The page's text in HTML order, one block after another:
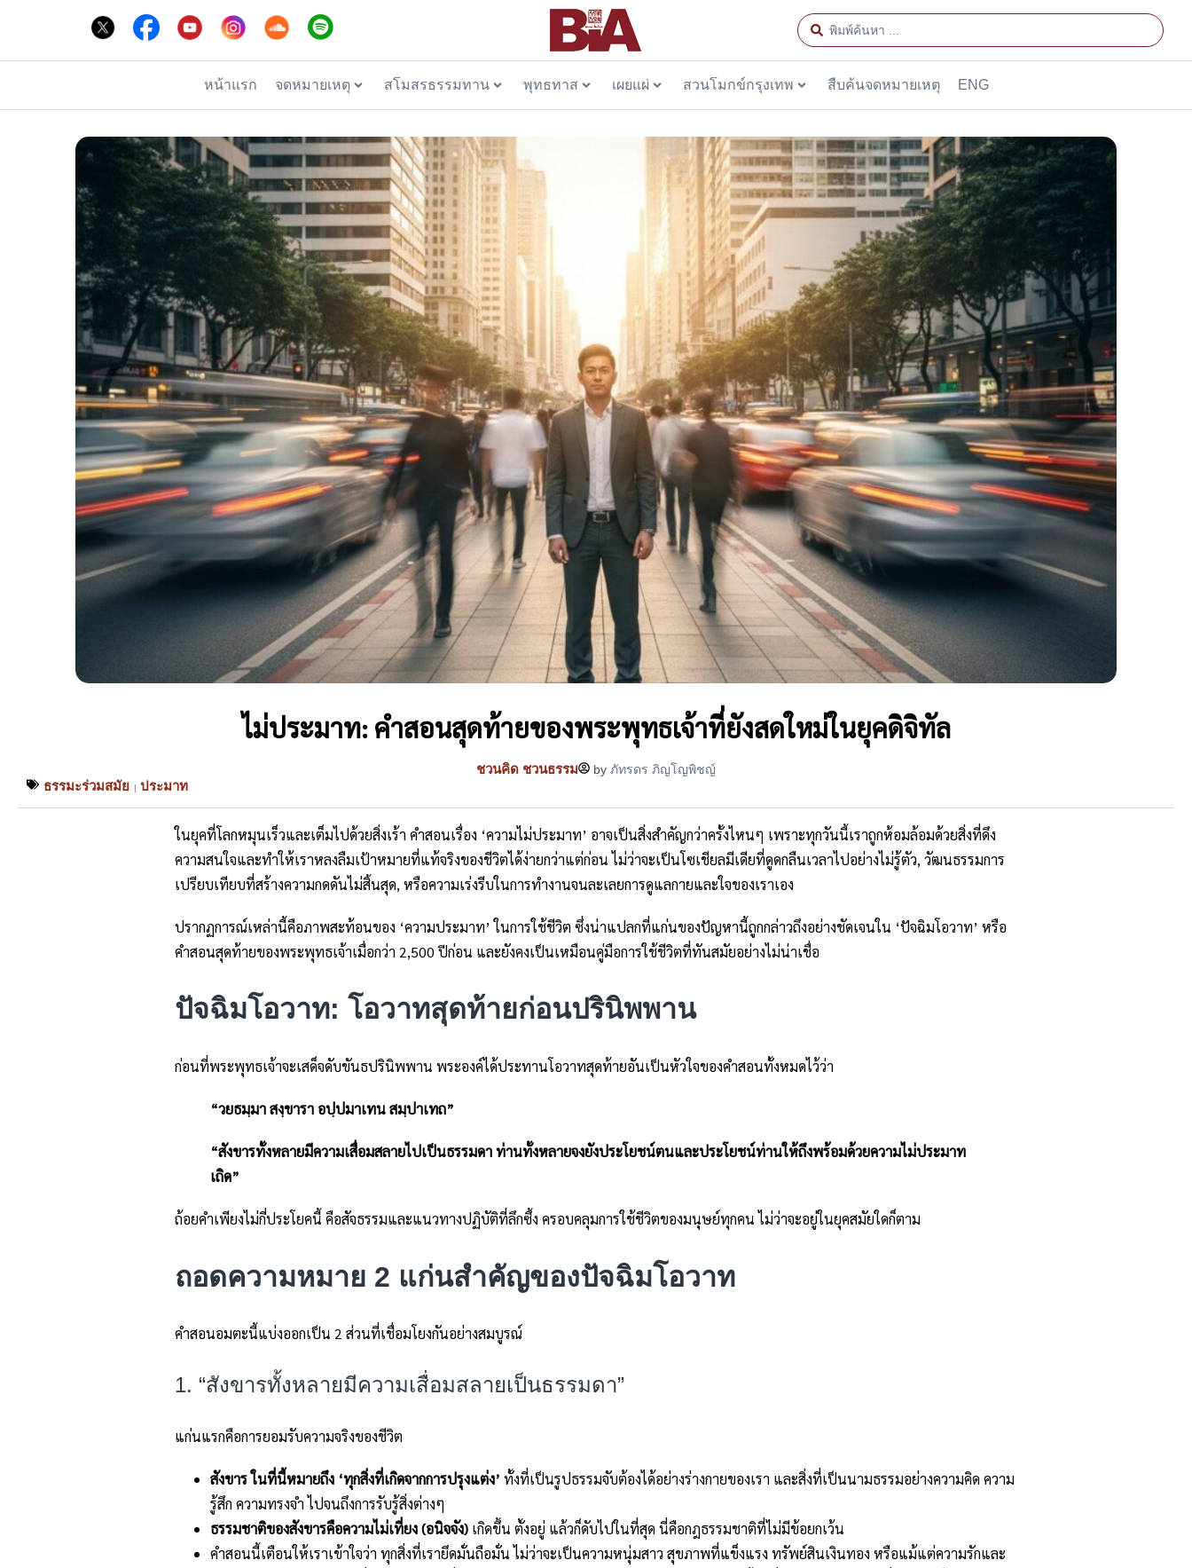
หน้าแรก จดหมายเหตุ สโมสรธรรมทาน พุทธทาส เผยแผ่ สวนโมกข์กรุงเทพ สืบค้นจดหมายเหตุ ENG
ไม่ประมาท: คำสอนสุดท้ายของพระพุทธเจ้าที่ยังสดใหม่ในยุคดิจิทัล
ชวนคิด ชวนธรรม by ภัทรดร ภิญโญพิชญ์
ธรรมะร่วมสมัย | ประมาท
ในยุคที่โลกหมุนเร็วและเต็มไปด้วยสิ่งเร้า คำสอนเรื่อง ‘ความไม่ประมาท’ อาจเป็นสิ่งสำคัญกว่าครั้งไหนๆ เพราะทุกวันนี้เราถูกห้อมล้อมด้วยสิ่งที่ดึง
ความสนใจและทำให้เราหลงลืมเป้าหมายที่แท้จริงของชีวิตได้ง่ายกว่าแต่ก่อน ไม่ว่าจะเป็นโซเชียลมีเดียที่ดูดกลืนเวลาไปอย่างไม่รู้ตัว, วัฒนธรรมการ
เปรียบเทียบที่สร้างความกดดันไม่สิ้นสุด, หรือความเร่งรีบในการทำงานจนละเลยการดูแลกายและใจของเราเอง
ปรากฏการณ์เหล่านี้คือภาพสะท้อนของ ‘ความประมาท’ ในการใช้ชีวิต ซึ่งน่าแปลกที่แก่นของปัญหานี้ถูกกล่าวถึงอย่างชัดเจนใน ‘ปัจฉิมโอวาท’ หรือ
คำสอนสุดท้ายของพระพุทธเจ้าเมื่อกว่า 2,500 ปีก่อน และยังคงเป็นเหมือนคู่มือการใช้ชีวิตที่ทันสมัยอย่างไม่น่าเชื่อ
ปัจฉิมโอวาท: โอวาทสุดท้ายก่อนปรินิพพาน
ก่อนที่พระพุทธเจ้าจะเสด็จดับขันธปรินิพพาน พระองค์ได้ประทานโอวาทสุดท้ายอันเป็นหัวใจของคำสอนทั้งหมดไว้ว่า
“วยธมฺมา สงฺขารา อปฺปมาเทน สมฺปาเทถ”
“สังขารทั้งหลายมีความเสื่อมสลายไปเป็นธรรมดา ท่านทั้งหลายจงยังประโยชน์ตนและประโยชน์ท่านให้ถึงพร้อมด้วยความไม่ประมาท
เถิด”
ถ้อยคำเพียงไม่กี่ประโยคนี้ คือสัจธรรมและแนวทางปฏิบัติที่ลึกซึ้ง ครอบคลุมการใช้ชีวิตของมนุษย์ทุกคน ไม่ว่าจะอยู่ในยุคสมัยใดก็ตาม
ถอดความหมาย 2 แก่นสำคัญของปัจฉิมโอวาท
คำสอนอมตะนี้แบ่งออกเป็น 2 ส่วนที่เชื่อมโยงกันอย่างสมบูรณ์
1. “สังขารทั้งหลายมีความเสื่อมสลายเป็นธรรมดา”
แก่นแรกคือการยอมรับความจริงของชีวิต
สังขาร ในที่นี้หมายถึง ‘ทุกสิ่งที่เกิดจากการปรุงแต่ง’ ทั้งที่เป็นรูปธรรมจับต้องได้อย่างร่างกายของเรา และสิ่งที่เป็นนามธรรมอย่างความคิด ความ
รู้สึก ความทรงจำ ไปจนถึงการรับรู้สิ่งต่างๆ
ธรรมชาติของสังขารคือความไม่เที่ยง (อนิจจัง) เกิดขึ้น ตั้งอยู่ แล้วก็ดับไปในที่สุด นี่คือกฎธรรมชาติที่ไม่มีข้อยกเว้น
คำสอนนี้เตือนให้เราเข้าใจว่า ทุกสิ่งที่เรายึดมั่นถือมั่น ไม่ว่าจะเป็นความหนุ่มสาว สุขภาพที่แข็งแรง ทรัพย์สินเงินทอง หรือแม้แต่ความรักและ